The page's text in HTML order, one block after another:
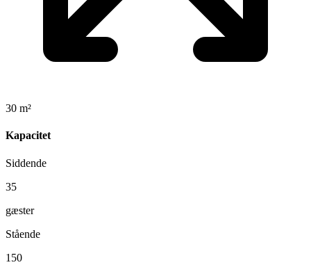
30 m²
Kapacitet
Siddende
35
gæster
Stående
150